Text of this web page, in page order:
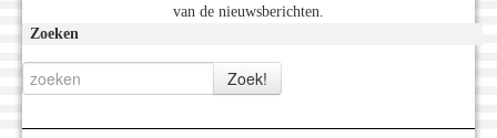
van de nieuwsberichten.
Zoeken